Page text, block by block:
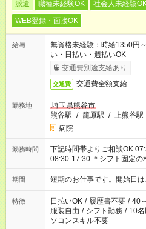
派遣 職種未経験OK 社会人未経験
WEB登録・面接OK
給与
無資格未経験：時給1350
い・日払い・週払いOK
交通費別途支給あり
交通費 交通費全額支給
勤務地
埼玉県熊谷市
熊谷駅 / 籠原駅 / 上熊谷駅
病院
勤務時間
下記時間帯よりご相談
08:30-17:30 ＊シフト固定の
期間 短期のお仕事です。開始日
特徴 日払いOK / 履歴書不要 / 40
服装自由 / シフト勤務 / 10
ソコンスキル不要